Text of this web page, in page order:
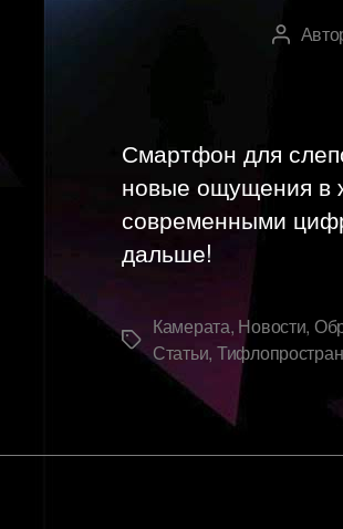
Автор
Смартфон для
новые ощущения в
современными
дальше!
Метки
Камерата, Новости,
Статьи,